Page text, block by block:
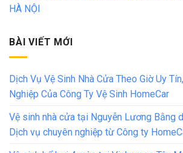
HÀ NỘI
BÀI VIẾT MỚI
Dịch Vụ Vệ Sinh Nhà Cửa Theo Giờ Uy
Nghiệp Của Công Ty Vệ Sinh HomeCar
Vệ sinh nhà cửa tại Nguyễn Lương Bằng
Dịch vụ chuyên nghiệp từ Công ty